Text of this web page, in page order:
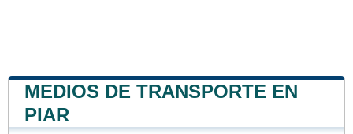
MEDIOS DE TRANSPORTE EN
PIAR